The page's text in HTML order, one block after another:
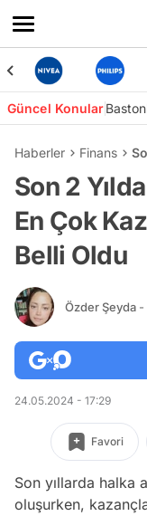
Güncel Konular
Haberler Finans
Son 2
En Çok
Belli Oldu
Özder Şeyda -
24.05.2024 - 17:29
Favori
Son yıllarda halka
oluşurken,